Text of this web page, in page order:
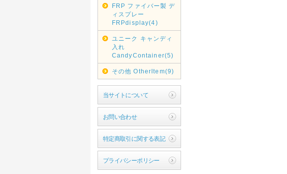
FRP ファイバー製 デ
ィスプレー
FRPdisplay(4)
ユニーク キャンディ
入れ
CandyContainer(5)
その他 OtherItem(9)
当サイトについて
お問い合わせ
特定商取引に関する表記
プライバシーポリシー